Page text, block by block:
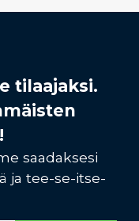
tilaajaksi.
saadaksesi
ja tee-se-itse-